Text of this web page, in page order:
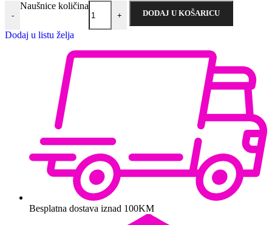
-
Naušnice količina
+ DODAJ U KOŠARICU
Dodaj u listu želja
Besplatna dostava iznad 100KM